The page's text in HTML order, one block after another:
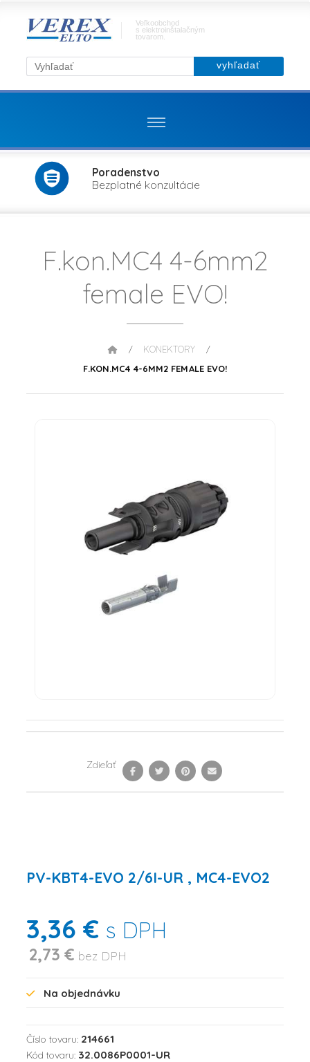
Veľkoobchod
s elektroinštalačným
tovarom.
Poradenstvo
Bezplatné konzultácie
F.kon.MC4 4-6mm2
female EVO!
/ KONEKTORY /
F.KON.MC4 4-6MM2 FEMALE EVO!
Zdieľať
PV-KBT4-EVO 2/6I-UR , MC4-EVO2
3,36 € s DPH
2,73 € bez DPH
Na objednávku
Číslo tovaru: 214661
Kód tovaru: 32.0086P0001-UR